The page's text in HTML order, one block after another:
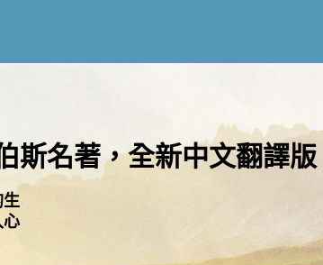
斯名著，全新中文翻譯版